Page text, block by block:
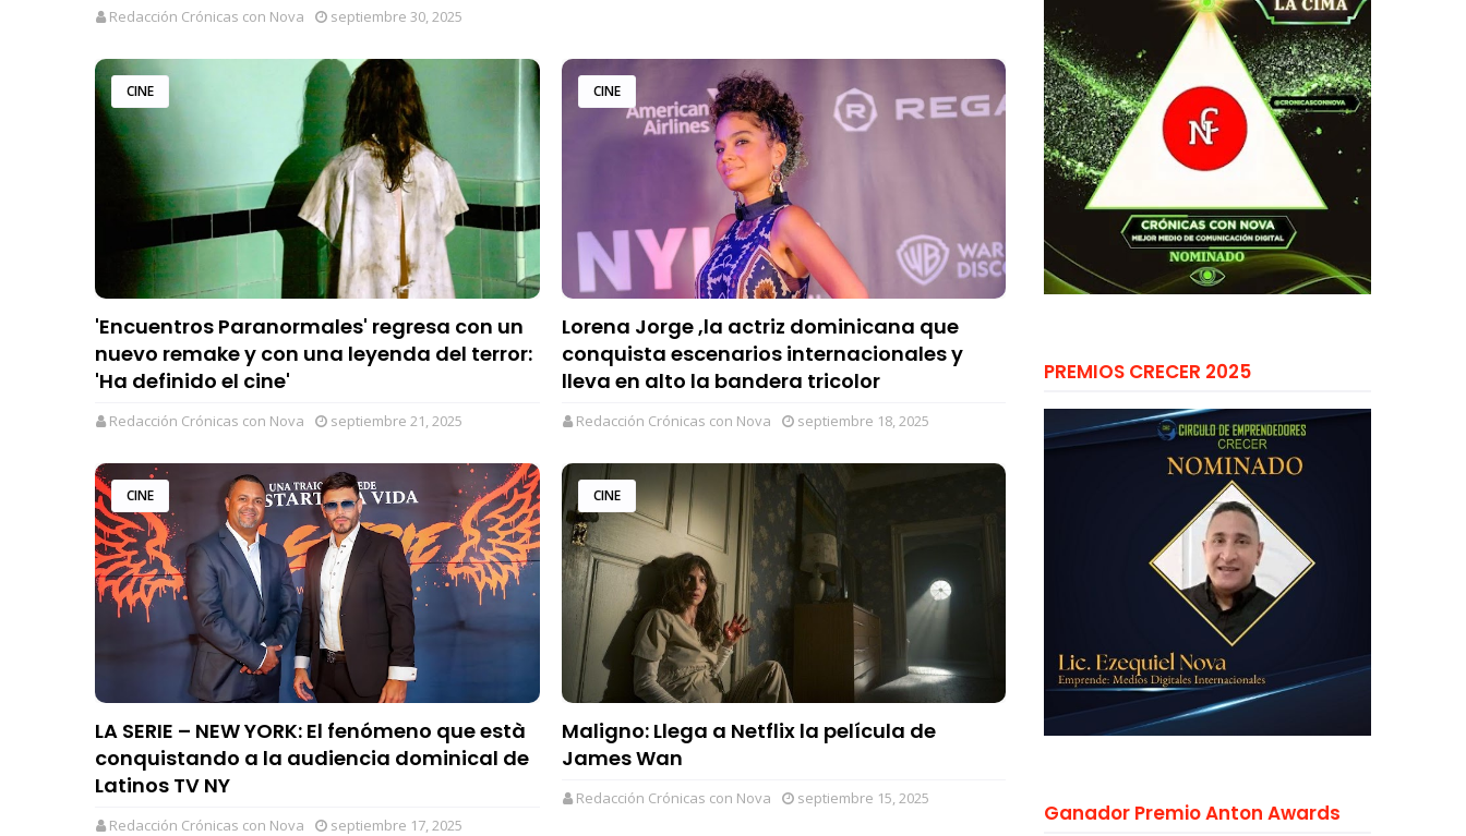
Redacción Crónicas con Nova septiembre 30, 2025
CINE
'Encuentros Paranormales' regresa con un
nuevo remake y con una leyenda del terror:
'Ha definido el cine'
Redacción Crónicas con Nova septiembre 21, 2025
CINE
Lorena Jorge ,la actriz dominicana que
conquista escenarios internacionales y
lleva en alto la bandera tricolor
Redacción Crónicas con Nova septiembre 18, 2025
CINE
LA SERIE – NEW YORK: El fenómeno que està
conquistando a la audiencia dominical de
Latinos TV NY
Redacción Crónicas con Nova septiembre 17, 2025
CINE
Maligno: Llega a Netflix la película de
James Wan
Redacción Crónicas con Nova septiembre 15, 2025
PREMIOS CRECER 2025
Ganador Premio Anton Awards